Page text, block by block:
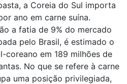
a Coreia do Sul importa
ano em carne suína.
a fatia de 9% do mercado
pelo Brasil, é estimado o
coreano em 189 milhões de
No que se refere à carne
uma posição privilegiada,